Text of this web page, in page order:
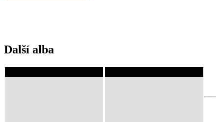
Další alba